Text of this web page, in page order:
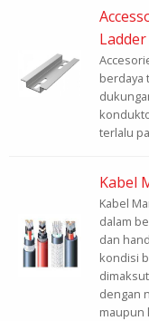
berdaya
terlalu
Kabel
Kabel
dalam
dan
kondisi
dengan
maupun